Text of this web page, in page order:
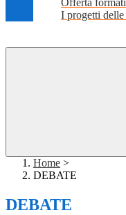
Offerta
I progetti delle
Home >
DEBATE
DEBATE